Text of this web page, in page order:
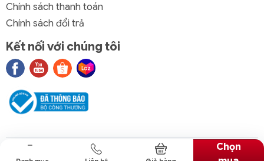
Chọn
Chính sách thanh toán
Chính sách đổi trả
Kết nối với chúng tôi